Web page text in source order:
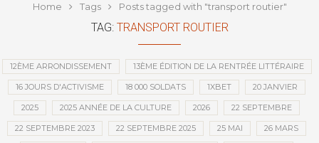
Home Tags Posts tagged with "transport routier"
TAG: TRANSPORT ROUTIER
12ÈME ARRONDISSEMENT 13ÈME ÉDITION DE LA RENTRÉE LITTÉRAIRE
16 JOURS D'ACTIVISME 18 000 SOLDATS 1XBET 20 JANVIER
2025 2025 ANNÉE DE LA CULTURE 2026 22 SEPTEMBRE
22 SEPTEMBRE 2023 22 SEPTEMBRE 2025 25 MAI 26 MARS